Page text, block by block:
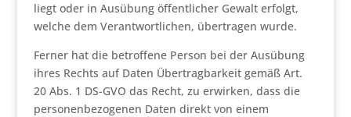
liegt oder in Ausübung öffentlicher Gewalt erfolgt,
welche dem Verantwortlichen, übertragen wurde.
Ferner hat die betroffene Person bei der Ausübung
ihres Rechts auf Daten Übertragbarkeit gemäß Art.
20 Abs. 1 DS-GVO das Recht, zu erwirken, dass die
personenbezogenen Daten direkt von einem